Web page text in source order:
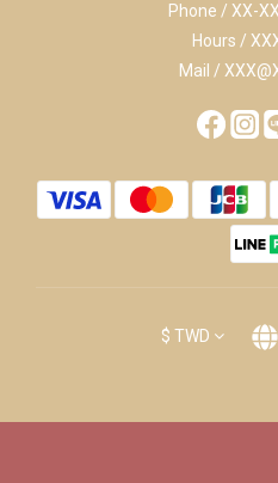
Phone / XX-
Hours /
Mail /
$ TWD